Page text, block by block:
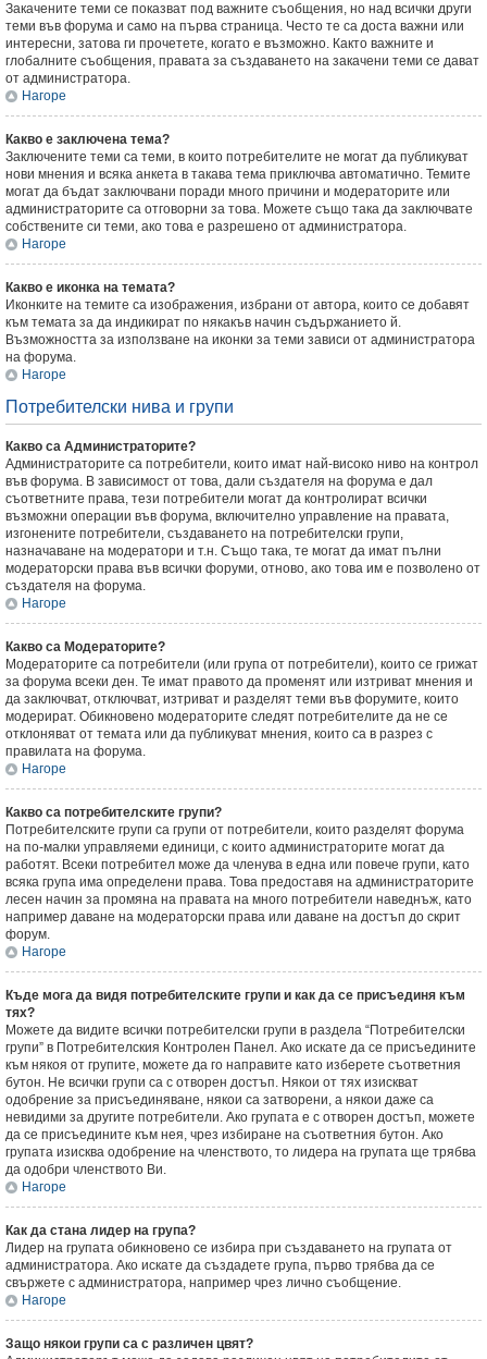
Закачените теми се показват под важните съобщения, но над всички други
теми във форума и само на първа страница. Често те са доста важни или
интересни, затова ги прочетете, когато е възможно. Както важните и
глобалните съобщения, правата за създаването на закачени теми се дават
от администратора.
Нагоре
Какво е заключена тема?
Заключените теми са теми, в които потребителите не могат да публикуват
нови мнения и всяка анкета в такава тема приключва автоматично. Темите
могат да бъдат заключвани поради много причини и модераторите или
администраторите са отговорни за това. Можете също така да заключвате
собствените си теми, ако това е разрешено от администратора.
Нагоре
Какво е иконка на темата?
Иконките на темите са изображения, избрани от автора, които се добавят
към темата за да индикират по някакъв начин съдържанието й.
Възможността за използване на иконки за теми зависи от администратора
на форума.
Нагоре
Потребителски нива и групи
Какво са Администраторите?
Администраторите са потребители, които имат най-високо ниво на контрол
във форума. В зависимост от това, дали създателя на форума е дал
съответните права, тези потребители могат да контролират всички
възможни операции във форума, включително управление на правата,
изгонените потребители, създаването на потребителски групи,
назначаване на модератори и т.н. Също така, те могат да имат пълни
модераторски права във всички форуми, отново, ако това им е позволено от
създателя на форума.
Нагоре
Какво са Модераторите?
Модераторите са потребители (или група от потребители), които се грижат
за форума всеки ден. Те имат правото да променят или изтриват мнения и
да заключват, отключват, изтриват и разделят теми във форумите, които
модерират. Обикновено модераторите следят потребителите да не се
отклоняват от темата или да публикуват мнения, които са в разрез с
правилата на форума.
Нагоре
Какво са потребителските групи?
Потребителските групи са групи от потребители, които разделят форума
на по-малки управляеми единици, с които администраторите могат да
работят. Всеки потребител може да членува в една или повече групи, като
всяка група има определени права. Това предоставя на администраторите
лесен начин за промяна на правата на много потребители наведнъж, като
например даване на модераторски права или даване на достъп до скрит
форум.
Нагоре
Къде мога да видя потребителските групи и как да се присъединя към
тях?
Можете да видите всички потребителски групи в раздела “Потребителски
групи” в Потребителския Контролен Панел. Ако искате да се присъедините
към някоя от групите, можете да го направите като изберете съответния
бутон. Не всички групи са с отворен достъп. Някои от тях изискват
одобрение за присъединяване, някои са затворени, а някои даже са
невидими за другите потребители. Ако групата е с отворен достъп, можете
да се присъедините към нея, чрез избиране на съответния бутон. Ако
групата изисква одобрение на членството, то лидера на групата ще трябва
да одобри членството Ви.
Нагоре
Как да стана лидер на група?
Лидер на групата обикновено се избира при създаването на групата от
администратора. Ако искате да създадете група, първо трябва да се
свържете с администратора, например чрез лично съобщение.
Нагоре
Защо някои групи са с различен цвят?